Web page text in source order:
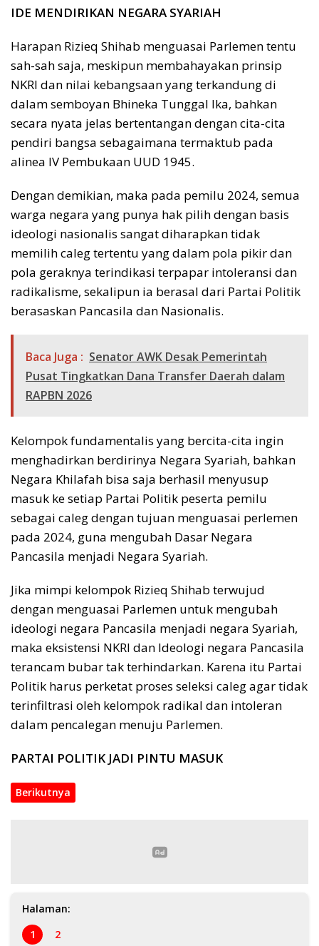
IDE MENDIRIKAN NEGARA SYARIAH
Harapan Rizieq Shihab menguasai Parlemen tentu
sah-sah saja, meskipun membahayakan prinsip
NKRI dan nilai kebangsaan yang terkandung di
dalam semboyan Bhineka Tunggal Ika, bahkan
secara nyata jelas bertentangan dengan cita-cita
pendiri bangsa sebagaimana termaktub pada
alinea IV Pembukaan UUD 1945.
Dengan demikian, maka pada pemilu 2024, semua
warga negara yang punya hak pilih dengan basis
ideologi nasionalis sangat diharapkan tidak
memilih caleg tertentu yang dalam pola pikir dan
pola geraknya terindikasi terpapar intoleransi dan
radikalisme, sekalipun ia berasal dari Partai Politik
berasaskan Pancasila dan Nasionalis.
Baca Juga : Senator AWK Desak Pemerintah
Pusat Tingkatkan Dana Transfer Daerah dalam
RAPBN 2026
Kelompok fundamentalis yang bercita-cita ingin
menghadirkan berdirinya Negara Syariah, bahkan
Negara Khilafah bisa saja berhasil menyusup
masuk ke setiap Partai Politik peserta pemilu
sebagai caleg dengan tujuan menguasai perlemen
pada 2024, guna mengubah Dasar Negara
Pancasila menjadi Negara Syariah.
Jika mimpi kelompok Rizieq Shihab terwujud
dengan menguasai Parlemen untuk mengubah
ideologi negara Pancasila menjadi negara Syariah,
maka eksistensi NKRI dan Ideologi negara Pancasila
terancam bubar tak terhindarkan. Karena itu Partai
Politik harus perketat proses seleksi caleg agar tidak
terinfiltrasi oleh kelompok radikal dan intoleran
dalam pencalegan menuju Parlemen.
PARTAI POLITIK JADI PINTU MASUK
Berikutnya
Halaman:
1
2